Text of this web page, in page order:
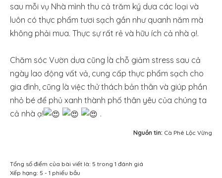
sau mỗi vụ Nhà mình thu cả trăm ký dưa các loại và
luôn có thực phẩm tươi sạch gần như quanh năm mà
không phải mua. Thực sự rất rẻ và hữu ích cả nhà ạ!.
Chăm sóc Vườn dưa cũng là chỗ giảm stress sau cả
ngày lao động vất vả, cung cấp thực phẩm sạch cho
gia đình, cũng là việc thử thách bản thân và giúp phần
nhỏ bé để phủ xanh thành phố thân yêu của chúng ta
cả nhà ạ!
.
Nguồn tin: Cà Phê Lộc Vừng
Tổng số điểm của bài viết là: 5 trong 1 đánh giá
Xếp hạng: 5 - 1 phiếu bầu